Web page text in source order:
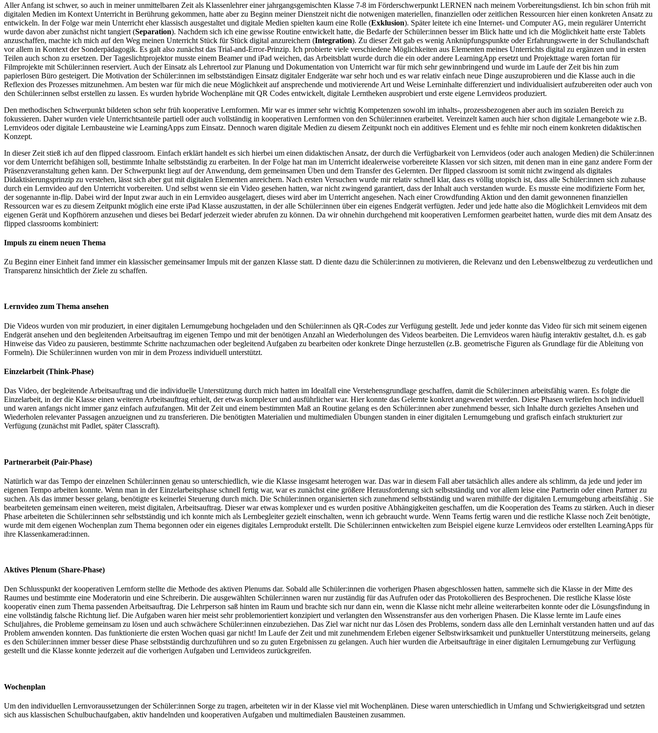
Aller Anfang ist schwer, so auch in meiner unmittelbaren Zeit als Klassenlehrer einer jahrgangsgemischten Klasse 7-8 im Förderschwerpunkt LERNEN nach meinem Vorbereitungsdienst. Ich bin schon früh mit
digitalen Medien im Kontext Unterricht in Berührung gekommen, hatte aber zu Beginn meiner Dienstzeit nicht die notwenigen materiellen, finanziellen oder zeitlichen Ressourcen hier einen konkreten Ansatz zu
entwickeln. In der Folge war mein Unterricht eher klassisch ausgestaltet und digitale Medien spielten kaum eine Rolle (Exklusion). Später leitete ich eine Internet- und Computer AG, mein regulärer Unterricht
wurde davon aber zunächst nicht tangiert (Separation). Nachdem sich ich eine gewisse Routine entwickelt hatte, die Bedarfe der Schüler:innen besser im Blick hatte und ich die Möglichkeit hatte erste Tablets
anzuschaffen, machte ich mich auf den Weg meinen Unterricht Stück für Stück digital anzureichern (Integration). Zu dieser Zeit gab es wenig Anknüpfungspunkte oder Erfahrungswerte in der Schullandschaft
vor allem in Kontext der Sonderpädagogik. Es galt also zunächst das Trial-and-Error-Prinzip. Ich probierte viele verschiedene Möglichkeiten aus Elementen meines Unterrichts digital zu ergänzen und in ersten
Teilen auch schon zu ersetzen. Der Tageslichtprojektor musste einem Beamer und iPad weichen, das Arbeitsblatt wurde durch die ein oder andere LearningApp ersetzt und Projekttage waren fortan für
Filmprojekte mit Schüler:innen reserviert. Auch der Einsatz als Lehrertool zur Planung und Dokumentation von Unterricht war für mich sehr gewinnbringend und wurde im Laufe der Zeit bis hin zum
papierlosen Büro gesteigert. Die Motivation der Schüler:innen im selbstständigen Einsatz digitaler Endgeräte war sehr hoch und es war relativ einfach neue Dinge auszuprobieren und die Klasse auch in die
Reflexion des Prozesses mitzunehmen. Am besten war für mich die neue Möglichkeit auf ansprechende und motivierende Art und Weise Lerninhalte differenziert und individualisiert aufzubereiten oder auch von
den Schüler:innen selbst erstellen zu lassen. Es wurden hybride Wochenpläne mit QR Codes entwickelt, digitale Lerntheken ausprobiert und erste eigene Lernvideos produziert.
Den methodischen Schwerpunkt bildeten schon sehr früh kooperative Lernformen. Mir war es immer sehr wichtig Kompetenzen sowohl im inhalts-, prozessbezogenen aber auch im sozialen Bereich zu
fokussieren. Daher wurden viele Unterrichtsanteile partiell oder auch vollständig in kooperativen Lernformen von den Schüler:innen erarbeitet. Vereinzelt kamen auch hier schon digitale Lernangebote wie z.B.
Lernvideos oder digitale Lernbausteine wie LearningApps zum Einsatz. Dennoch waren digitale Medien zu diesem Zeitpunkt noch ein additives Element und es fehlte mir noch einem konkreten didaktischen
Konzept.
In dieser Zeit stieß ich auf den flipped classroom. Einfach erklärt handelt es sich hierbei um einen didaktischen Ansatz, der durch die Verfügbarkeit von Lernvideos (oder auch analogen Medien) die Schüler:innen
vor dem Unterricht befähigen soll, bestimmte Inhalte selbstständig zu erarbeiten. In der Folge hat man im Unterricht idealerweise vorbereitete Klassen vor sich sitzen, mit denen man in eine ganz andere Form der
Präsenzveranstaltung gehen kann. Der Schwerpunkt liegt auf der Anwendung, dem gemeinsamen Üben und dem Transfer des Gelernten. Der flipped classroom ist somit nicht zwingend als digitales
Didaktisierungsprinzip zu verstehen, lässt sich aber gut mit digitalen Elementen anreichern. Nach ersten Versuchen wurde mir relativ schnell klar, dass es völlig utopisch ist, dass alle Schüler:innen sich zuhause
durch ein Lernvideo auf den Unterricht vorbereiten. Und selbst wenn sie ein Video gesehen hatten, war nicht zwingend garantiert, dass der Inhalt auch verstanden wurde. Es musste eine modifizierte Form her,
der sogenannte in-flip. Dabei wird der Input zwar auch in ein Lernvideo ausgelagert, dieses wird aber im Unterricht angesehen. Nach einer Crowdfunding Aktion und den damit gewonnenen finanziellen
Ressourcen war es zu diesem Zeitpunkt möglich eine erste iPad Klasse auszustatten, in der alle Schüler:innen über ein eigenes Endgerät verfügten. Jeder und jede hatte also die Möglichkeit Lernvideos mit dem
eigenen Gerät und Kopfhörern anzusehen und dieses bei Bedarf jederzeit wieder abrufen zu können. Da wir ohnehin durchgehend mit kooperativen Lernformen gearbeitet hatten, wurde dies mit dem Ansatz des
flipped classrooms kombiniert:
Impuls zu einem neuen Thema
Zu Beginn einer Einheit fand immer ein klassischer gemeinsamer Impuls mit der ganzen Klasse statt. D diente dazu die Schüler:innen zu motivieren, die Relevanz und den Lebensweltbezug zu verdeutlichen und
Transparenz hinsichtlich der Ziele zu schaffen.
Lernvideo zum Thema ansehen
Die Videos wurden von mir produziert, in einer digitalen Lernumgebung hochgeladen und den Schüler:innen als QR-Codes zur Verfügung gestellt. Jede und jeder konnte das Video für sich mit seinem eigenen
Endgerät ansehen und den begleitenden Arbeitsauftrag im eigenen Tempo und mit der benötigen Anzahl an Wiederholungen des Videos bearbeiten. Die Lernvideos waren häufig interaktiv gestaltet, d.h. es gab
Hinweise das Video zu pausieren, bestimmte Schritte nachzumachen oder begleitend Aufgaben zu bearbeiten oder konkrete Dinge herzustellen (z.B. geometrische Figuren als Grundlage für die Ableitung von
Formeln). Die Schüler:innen wurden von mir in dem Prozess individuell unterstützt.
Einzelarbeit (Think-Phase)
Das Video, der begleitende Arbeitsauftrag und die individuelle Unterstützung durch mich hatten im Idealfall eine Verstehensgrundlage geschaffen, damit die Schüler:innen arbeitsfähig waren. Es folgte die
Einzelarbeit, in der die Klasse einen weiteren Arbeitsauftrag erhielt, der etwas komplexer und ausführlicher war. Hier konnte das Gelernte konkret angewendet werden. Diese Phasen verliefen hoch individuell
und waren anfangs nicht immer ganz einfach aufzufangen. Mit der Zeit und einem bestimmten Maß an Routine gelang es den Schüler:innen aber zunehmend besser, sich Inhalte durch gezieltes Ansehen und
Wiederholen relevanter Passagen anzueignen und zu transferieren. Die benötigten Materialien und multimedialen Übungen standen in einer digitalen Lernumgebung und grafisch einfach strukturiert zur
Verfügung (zunächst mit Padlet, später Classcraft).
Partnerarbeit (Pair-Phase)
Natürlich war das Tempo der einzelnen Schüler:innen genau so unterschiedlich, wie die Klasse insgesamt heterogen war. Das war in diesem Fall aber tatsächlich alles andere als schlimm, da jede und jeder im
eigenen Tempo arbeiten konnte. Wenn man in der Einzelarbeitsphase schnell fertig war, war es zunächst eine größere Herausforderung sich selbstständig und vor allem leise eine Partnerin oder einen Partner zu
suchen. Als das immer besser gelang, benötigte es keinerlei Steuerung durch mich. Die Schüler:innen organisierten sich zunehmend selbstständig und waren mithilfe der digitalen Lernumgebung arbeitsfähig . Sie
bearbeiteten gemeinsam einen weiteren, meist digitalen, Arbeitsauftrag. Dieser war etwas komplexer und es wurden positive Abhängigkeiten geschaffen, um die Kooperation des Teams zu stärken. Auch in dieser
Phase arbeiteten die Schüler:innen sehr selbstständig und ich konnte mich als Lernbegleiter gezielt einschalten, wenn ich gebraucht wurde. Wenn Teams fertig waren und die restliche Klasse noch Zeit benötigte,
wurde mit dem eigenen Wochenplan zum Thema begonnen oder ein eigenes digitales Lernprodukt erstellt. Die Schüler:innen entwickelten zum Beispiel eigene kurze Lernvideos oder erstellten LearningApps für
ihre Klassenkamerad:innen.
Aktives Plenum (Share-Phase)
Den Schlusspunkt der kooperativen Lernform stellte die Methode des aktiven Plenums dar. Sobald alle Schüler:innen die vorherigen Phasen abgeschlossen hatten, sammelte sich die Klasse in der Mitte des
Raumes und bestimmte eine Moderatorin und eine Schreiberin. Die ausgewählten Schüler:innen waren nur zuständig für das Aufrufen oder das Protokollieren des Besprochenen. Die restliche Klasse löste
kooperativ einen zum Thema passenden Arbeitsauftrag. Die Lehrperson saß hinten im Raum und brachte sich nur dann ein, wenn die Klasse nicht mehr alleine weiterarbeiten konnte oder die Lösungsfindung in
eine vollständig falsche Richtung lief. Die Aufgaben waren hier meist sehr problemorientiert konzipiert und verlangten den Wissenstransfer aus den vorherigen Phasen. Die Klasse lernte im Laufe eines
Schuljahres, die Probleme gemeinsam zu lösen und auch schwächere Schüler:innen einzubeziehen. Das Ziel war nicht nur das Lösen des Problems, sondern dass alle den Lerninhalt verstanden hatten und auf das
Problem anwenden konnten. Das funktionierte die ersten Wochen quasi gar nicht! Im Laufe der Zeit und mit zunehmendem Erleben eigener Selbstwirksamkeit und punktueller Unterstützung meinerseits, gelang
es den Schüler:innen immer besser diese Phase selbstständig durchzuführen und so zu guten Ergebnissen zu gelangen. Auch hier wurden die Arbeitsaufträge in einer digitalen Lernumgebung zur Verfügung
gestellt und die Klasse konnte jederzeit auf die vorherigen Aufgaben und Lernvideos zurückgreifen.
Wochenplan
Um den individuellen Lernvoraussetzungen der Schüler:innen Sorge zu tragen, arbeiteten wir in der Klasse viel mit Wochenplänen. Diese waren unterschiedlich in Umfang und Schwierigkeitsgrad und setzten
sich aus klassischen Schulbuchaufgaben, aktiv handelnden und kooperativen Aufgaben und multimedialen Bausteinen zusammen.